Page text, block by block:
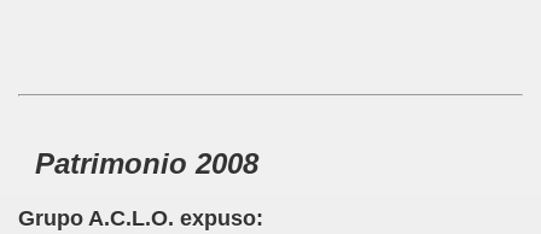
Patrimonio 2008
Grupo A.C.L.O. expuso: